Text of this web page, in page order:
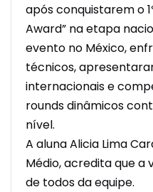
após conquistarem o
Award” na etapa
evento no México,
técnicos,
internacionais e
rounds dinâmicos
nível.
A aluna Alicia Lima
Médio, acredita que a
de todos da equipe.